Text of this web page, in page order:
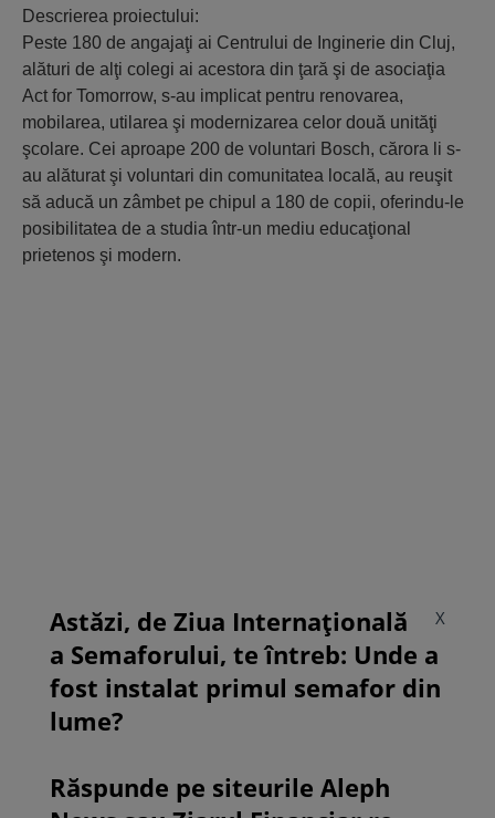
Descrierea proiectului:
Peste 180 de angajaţi ai Centrului de Inginerie din Cluj,
alături de alţi colegi ai acestora din ţară şi de asociaţia
Act for Tomorrow, s-au implicat pentru renovarea,
mobilarea, utilarea şi modernizarea celor două unităţi
şcolare. Cei aproape 200 de voluntari Bosch, cărora li s-
au alăturat şi voluntari din comunitatea locală, au reuşit
să aducă un zâmbet pe chipul a 180 de copii, oferindu-le
posibilitatea de a studia într-un mediu educaţional
prietenos şi modern.
X
Astăzi, de Ziua Internațională
a Semaforului, te întreb: Unde a
fost instalat primul semafor din
lume?
Răspunde pe siteurile Aleph